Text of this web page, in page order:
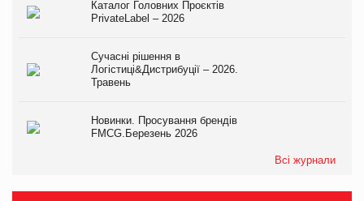
Каталог Головних Проєктів
PrivateLabel – 2026
Сучасні рішення в
Логістиці&Дистрибуції – 2026.
Травень
Новинки. Просування брендів
FMCG.Березень 2026
Всі журнали